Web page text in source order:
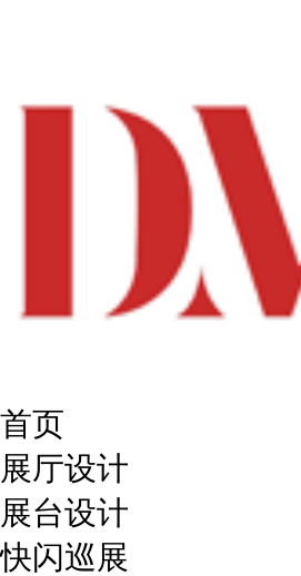
首页
展厅设计
展台设计
快闪巡展